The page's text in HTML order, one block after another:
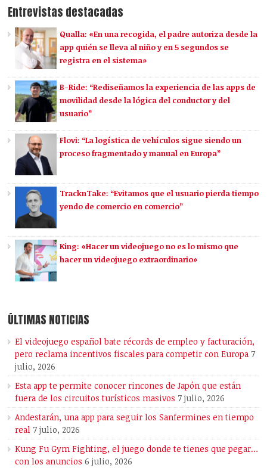
Entrevistas destacadas
Qualla: «En una recogida, el padre autoriza desde la
app quién se lleva al niño y en 5 segundos se
registra en el sistema»
B-Ride: “Rediseñamos la experiencia de las apps de
movilidad desde la lógica del conductor y del
usuario”
Flovi: “La logística de vehículos sigue siendo un
proceso fragmentado y manual en Europa”
TracknTake: “Evitamos que el usuario pierda tiempo
yendo de comercio en comercio”
King: «Hacer un videojuego no es lo mismo que
hacer un videojuego extraordinario»
ÚLTIMAS NOTICIAS
El videojuego español bate récords de empleo y facturación,
pero reclama incentivos fiscales para competir con Europa 7
julio, 2026
Esta app te permite conocer rincones de Japón que están
fuera de los circuitos turísticos masivos 7 julio, 2026
Andestarán, una app para seguir los Sanfermines en tiempo
real 7 julio, 2026
Kung Fu Gym Fighting, el juego donde te tienes que pegar…
con los anuncios 6 julio, 2026